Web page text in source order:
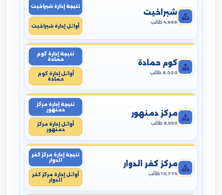
شبراخيت
4,969 طالب
نتيجة إدارة شبراخيت
أوائل إدارة شبراخيت
كوم حمادة
8,020 طالب
نتيجة إدارة كوم
حمادة
أوائل إدارة كوم
حمادة
مركز دمنهور
8,650 طالب
نتيجة إدارة مركز
دمنهور
أوائل إدارة مركز
دمنهور
مركز كفر الدوار
10,774 طالب
نتيجة إدارة مركز كفر
الدوار
أوائل إدارة مركز كفر
الدوار